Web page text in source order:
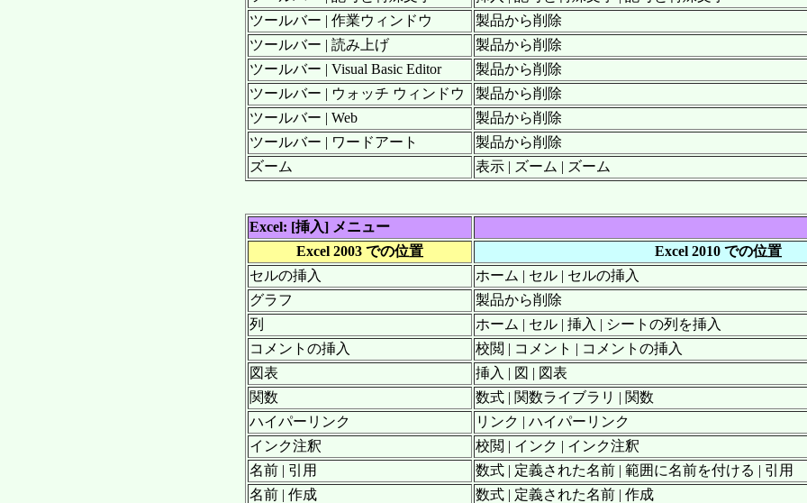
ツールバー | 作業ウィンドウ
製品から削除
ツールバー | 読み上げ
製品から削除
ツールバー | Visual Basic Editor
製品から削除
ツールバー | ウォッチ ウィンドウ
製品から削除
ツールバー | Web
製品から削除
ツールバー | ワードアート
製品から削除
ズーム
表示 | ズーム | ズーム
Excel: [挿入] メニュー
Excel 2003 での位置
Excel 2010 での位置
セルの挿入
ホーム | セル | セルの挿入
グラフ
製品から削除
列
ホーム | セル | 挿入 | シートの列を挿入
コメントの挿入
校閲 | コメント | コメントの挿入
図表
挿入 | 図 | 図表
関数
数式 | 関数ライブラリ | 関数
ハイパーリンク
リンク | ハイパーリンク
インク注釈
校閲 | インク | インク注釈
名前 | 引用
数式 | 定義された名前 | 範囲に名前を付ける | 引用
名前 | 作成
数式 | 定義された名前 | 作成